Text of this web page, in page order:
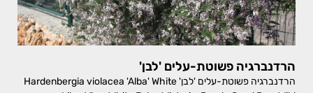
הרדנברגיה פשוטת-עלים 'לבן'
הרדנברגיה פשוטת-עלים 'לבן' Hardenbergia violacea 'Alba' White